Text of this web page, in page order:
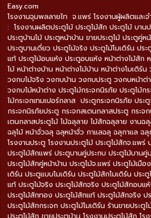
Easy.com
โรงงานจุมพลลายไท จ.แพร่ โรงงานผู้ผลิตและจ
: โรงงานผลิตประตูไม้ ประตูไม้สัก ประตูไม้ บาน
ประตูบ้านไม้ ประตูหน้าบ้าน ขายประตูไม้ ประตูคู่ห
ประตูบานเดี่ยว ประตูไม้จริง ประตูไม้โมเดิร์น ปร
แท้ ประตูไม้อบแห้ง ประตูอบแห้ง หน้าต่างไม้สัก
ไม้ หน้าต่างบ้าน หน้าต่างไม้บ้าน หน้าต่างโมเดิร์
วงกบไม้จริง วงกบบ้าน วงกบประตู วงกบหน้าต่
วงกบไม้หน้าต่าง ประตูไม้กระจกนิรภัย ประตูไม้ก
ไม้กระจกเทมเปอร์กลาส ประตูกระจกนิรภัย ประ
กระจกนิรภัยประตู กระจกสเตนกลาสประตู กระจ
เตนกลาสประตูไม้ ไม้ฉลุลาย ไม้สักฉลุลาย งานฉ
ฉลุไม้ หน้าจั่วฉลุ ฉลุหน้าจั่ว กาแลฉลุ ฉลุกาแล ฉ
โรงงานประตู โรงงานประตูไม้ ประตูไม้สักจ.แพร่
ประตูไม้สักแพร่ ประตูบานคู่ประกบ ประตูไม้บานคู่
ประตูไม้สักคู่หน้าบ้าน ประตูไม้จ.แพร่ ประตูไม้เมือ
เดิร์น ประตูแบบโมเดิร์น ประตูไม้สักโมเดิร์น ประ
แท้ ประตูไม้จริง ประตูไม้สักจริง ประตูไม้สักอบแ
ประตูไม้สักทอง ประตูไม้สักแท้ ประตูไม้สักจริง
ประตูไม้สักกระจก ประตูไม้โมเดิร์น ร้านขายประตู